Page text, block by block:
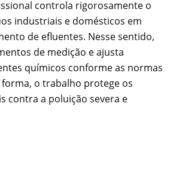
controla rigorosamente o
industriais e domésticos em
de efluentes. Nesse sentido,
de medição e ajusta
químicos conforme as normas
o trabalho protege os
contra a poluição severa e